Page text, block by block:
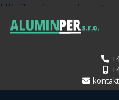
Hliníková pergola
provedení PROFI.
700 x 400 cm provedení